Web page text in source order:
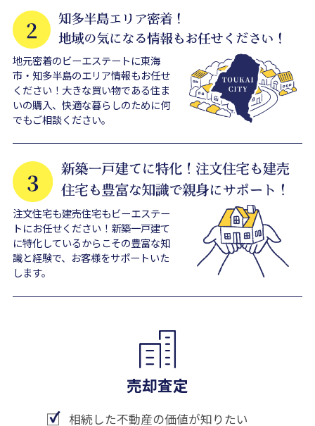
地元密着のビーエステートに東海
市・知多半島のエリア情報もお任せ
ください！大きな買い物である住ま
いの購入、快適な暮らしのために何
でもご相談ください。
注文住宅も建売住宅もビーエステー
トにお任せください！新築一戸建て
に特化しているからこその豊富な知
識と経験で、お客様をサポートいた
します。
売却査定
相続した不動産の価値が知りたい